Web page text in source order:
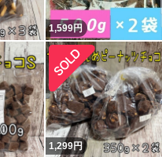
1,599円
1,299円